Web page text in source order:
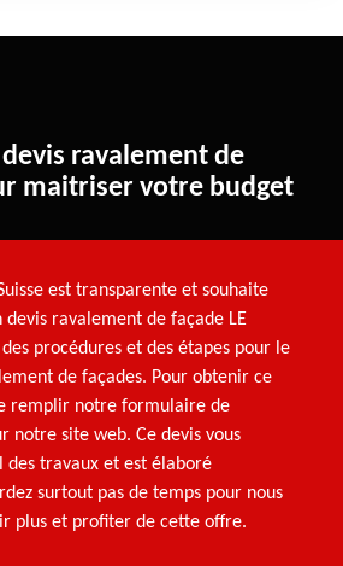
ravalement de
maitriser votre budget
est transparente et souhaite
ravalement de façade LE
procédures et des étapes pour le
de façades. Pour obtenir ce
remplir notre formulaire de
notre site web. Ce devis vous
travaux et est élaboré
surtout pas de temps pour nous
plus et profiter de cette offre.